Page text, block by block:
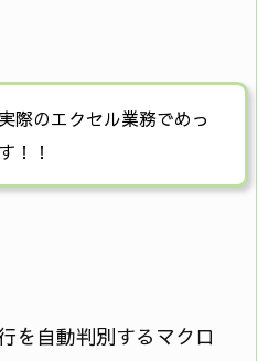
際のエクセル業務でめっ
！！
を自動判別するマクロ